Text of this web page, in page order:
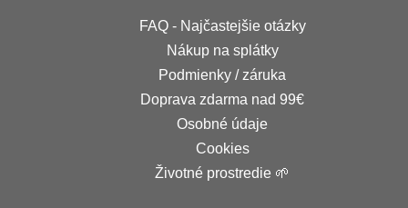
FAQ - Najčastejšie otázky
Nákup na splátky
Podmienky / záruka
Doprava zdarma nad 99€
Osobné údaje
Cookies
Životné prostredie 🌱